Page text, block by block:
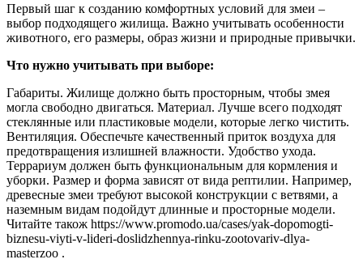
Первый шаг к созданию комфортных условий для змеи –
выбор подходящего жилища. Важно учитывать особенности
животного, его размеры, образ жизни и природные привычки.
Что нужно учитывать при выборе:
Габариты. Жилище должно быть просторным, чтобы змея
могла свободно двигаться. Материал. Лучше всего подходят
стеклянные или пластиковые модели, которые легко чистить.
Вентиляция. Обеспечьте качественный приток воздуха для
предотвращения излишней влажности. Удобство ухода.
Террариум должен быть функциональным для кормления и
уборки. Размер и форма зависят от вида рептилии. Например,
древесные змеи требуют высокой конструкции с ветвями, а
наземным видам подойдут длинные и просторные модели.
Читайте також https://www.promodo.ua/cases/yak-dopomogti-
biznesu-viyti-v-lideri-doslidzhennya-rinku-zootovariv-dlya-
masterzoo .